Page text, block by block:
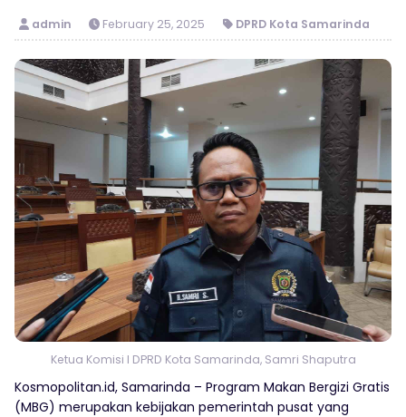
admin February 25, 2025 DPRD Kota Samarinda
Ketua Komisi I DPRD Kota Samarinda, Samri Shaputra
Kosmopolitan.id, Samarinda – Program Makan Bergizi Gratis
(MBG) merupakan kebijakan pemerintah pusat yang